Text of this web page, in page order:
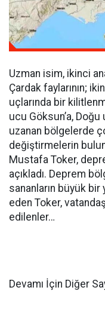
Uzman isim, ikinci
Çardak faylarının;
uçlarında bir
ucu Göksun’a,
uzanan bölgelerde
değiştirmelerin
Mustafa Toker,
açıkladı. Deprem
sananların büyük
eden Toker,
edilenler…
Devamı İçin Diğer